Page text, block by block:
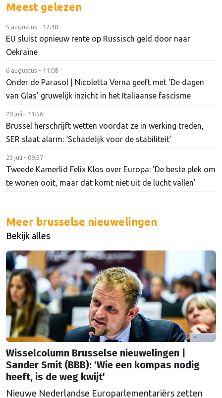
Meest gelezen
5 augustus - 12:48
EU sluist opnieuw rente op Russisch geld door naar
Oekraïne
6 augustus - 11:08
Onder de Parasol | Nicoletta Verna geeft met 'De dagen
van Glas' gruwelijk inzicht in het Italiaanse fascisme
20 juli - 11:56
Brussel herschrijft wetten voordat ze in werking treden,
SER slaat alarm: ‘Schadelijk voor de stabiliteit’
23 juli - 09:57
Tweede Kamerlid Felix Klos over Europa: 'De beste plek om
te wonen ooit, maar dat komt niet uit de lucht vallen'
Meer brusselse nieuwelingen
Bekijk alles
Wisselcolumn Brusselse nieuwelingen |
Sander Smit (BBB): 'Wie een kompas nodig
heeft, is de weg kwijt'
Nieuwe Nederlandse Europarlementariërs zetten